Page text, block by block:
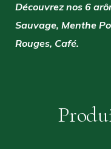
Découvrez nos 6
Sauvage, Menthe
Rouges, Café.